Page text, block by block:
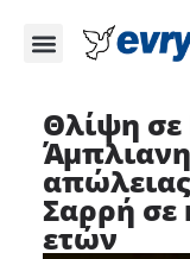
Θλίψη σε
Σαρρή σε
ετών